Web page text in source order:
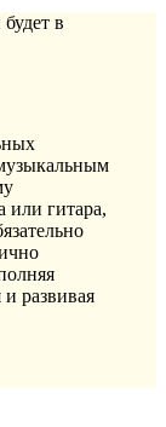
или гитара,
развивая